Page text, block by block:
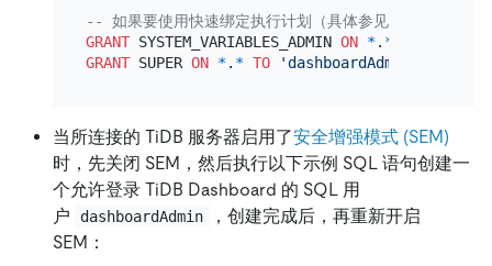
-- 如果要使用快速绑定执行计划（具体参见 https://
GRANT SYSTEM_VARIABLES_ADMIN ON *. *
GRANT SUPER ON *. * TO 'dashboardAdmin'
当所连接的 TiDB 服务器启用了安全增强模式 (SEM)
时，先关闭 SEM，然后执行以下示例 SQL 语句创建一
个允许登录 TiDB Dashboard 的 SQL 用
户
dashboardAdmin
，创建完成后，再重新开启
SEM：